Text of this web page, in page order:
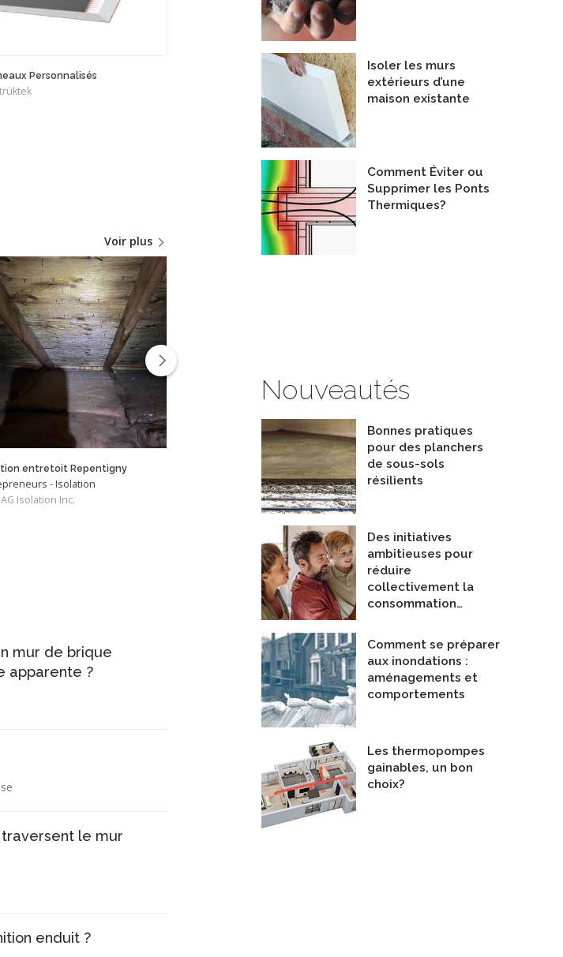
Isoler les murs
extérieurs d’une
maison existante
Comment Éviter ou
Supprimer les Ponts
Thermiques?
Nouveautés
Bonnes pratiques
pour des planchers
de sous-sols
résilients
Des initiatives
ambitieuses pour
réduire
collectivement la
consommation…
Comment se préparer
aux inondations :
aménagements et
comportements
Les thermopompes
gainables, un bon
choix?
Personnalisés Plaque de liège expansé
De Kenzaï Matériaux Écologiques
SOPRA-CELLULOSE
De RESISTO
Voir plus
entretoit Repentigny
- Isolation
Isolation Inc.
Mandat 2021 et 2022 - Habitation Durable Victoriaville et Plessisville
Infiltrométrie et thermographie
De Eco-Evaluation JPM inc
mur de brique
apparente ?
le mur
enduit ?